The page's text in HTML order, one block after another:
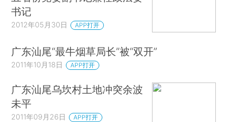
书记
2012年05月30日 APP打开
广东汕尾“最牛烟草局长”被“双开”
2011年10月18日 APP打开
广东汕尾乌坎村土地冲突余波
未平
2011年09月26日 APP打开